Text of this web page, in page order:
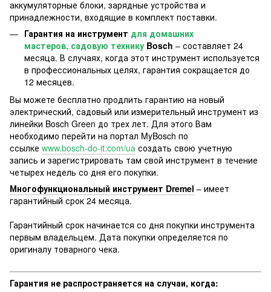
аккумуляторные блоки, зарядные устройства и
принадлежности, входящие в комплект поставки.
Гарантия на инструмент для домашних
мастеров, садовую технику Bosch – составляет 24
месяца. В случаях, когда этот инструмент используется
в профессиональных целях, гарантия сокращается до
12 месяцев.
Вы можете бесплатно продлить гарантию на новый
электрический, садовый или измерительный инструмент из
линейки Bosch Green до трех лет. Для этого Вам
необходимо перейти на портал MyBosch по
ссылке www.bosch-do-it.com/ua создать свою учетную
запись и зарегистрировать там свой инструмент в течение
четырех недель со дня его покупки.
Многофункциональный инструмент Dremel – имеет
гарантийный срок 24 месяца.
Гарантийный срок начинается со дня покупки инструмента
первым владельцем. Дата покупки определяется по
оригиналу товарного чека.
Гарантия не распространяется на случаи, когда: